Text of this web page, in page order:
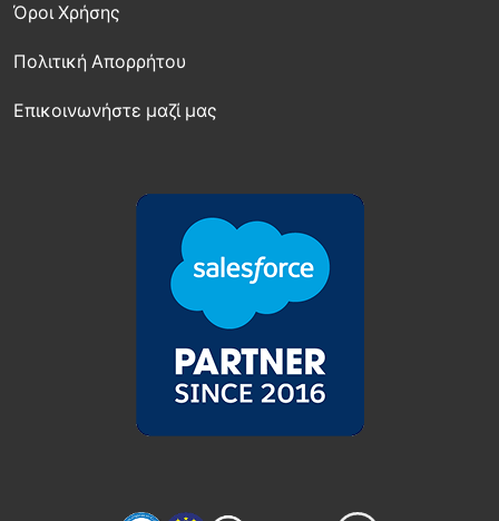
Όροι Χρήσης
Πολιτική Απορρήτου
Επικοινωνήστε μαζί μας